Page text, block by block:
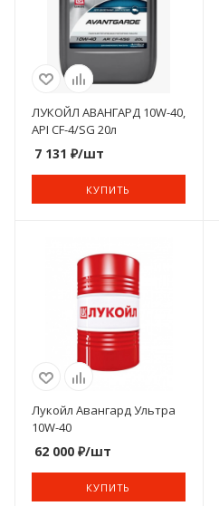
ЛУКОЙЛ АВАНГАРД 10W-40,
API CF-4/SG 20л
7 131 ₽/шт
КУПИТЬ
Лукойл Авангард Ультра
10W-40
62 000 ₽/шт
КУПИТЬ